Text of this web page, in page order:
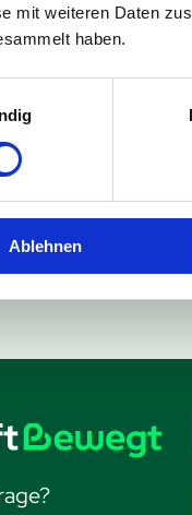
mit weiteren Daten
haben.
Ablehnen
eine